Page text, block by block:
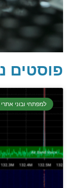
פוסטים
למפתחי ובוני